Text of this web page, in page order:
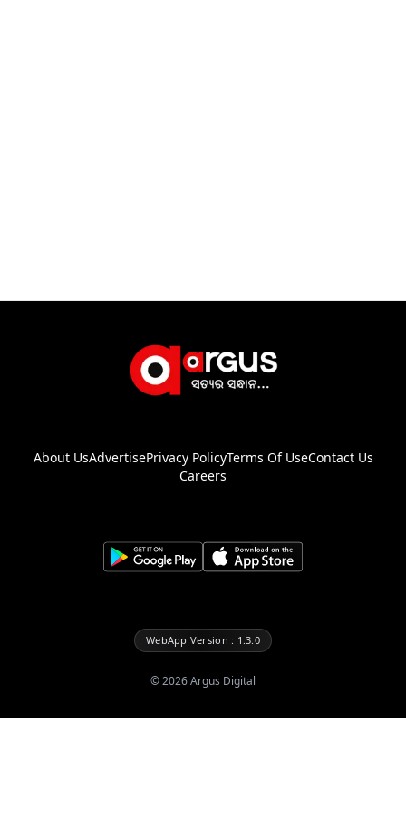
About UsAdvertisePrivacy PolicyTerms Of UseContact Us
Careers
WebApp Version : 1.3.0
©2026Argus Digital